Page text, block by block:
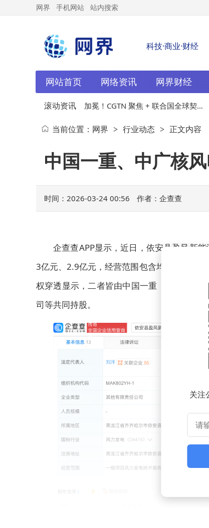
网界 手机网站 站内搜索
科技·商业·财经
网站首页 网络资讯 网界财经
滚动资讯
双权威加冕！CGTN 聚焦 + 联合国全球契约
组织成员，新能安让世界看见中国绿色智造
当前位置： 网界 > 行业动态 > 正文内容
中国一重、中广核
时间：2026-03-24 00:56 作者：企查查
企查查APP显示，近日，依安县盈风新
3亿元、2.9亿元，经营范围包含均包含：风
权穿透显示，二者皆由中国一重（601106
司等共同持股。
关注